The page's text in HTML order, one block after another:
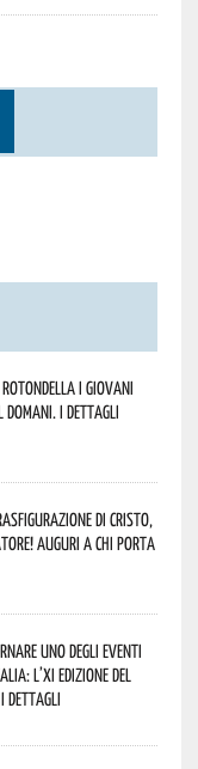
Rotondella i giovani
I dettagli
di Cristo,
Auguri a chi porta
uno degli eventi
l’XI edizione del
I dettagli